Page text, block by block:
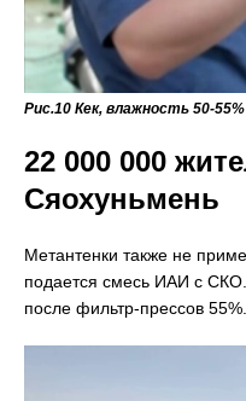
Рис.10 Кек, влажность 50-55%
22 000 000
Сяохуньмень
Метантенки также не
подается смесь ИАИ с
после фильтр-прессов 55%.